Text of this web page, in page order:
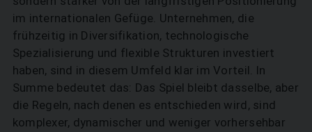
im internationalen Gefüge. Unternehmen, die
frühzeitig in Diversifikation, technologische
Spezialisierung und flexible Strukturen investiert
haben, sind in diesem Umfeld klar im Vorteil. In
Summe bedeutet das: Das Spiel bleibt dasselbe, aber
die Regeln, nach denen es entschieden wird, sind
komplexer, dynamischer und weniger vorhersehbar